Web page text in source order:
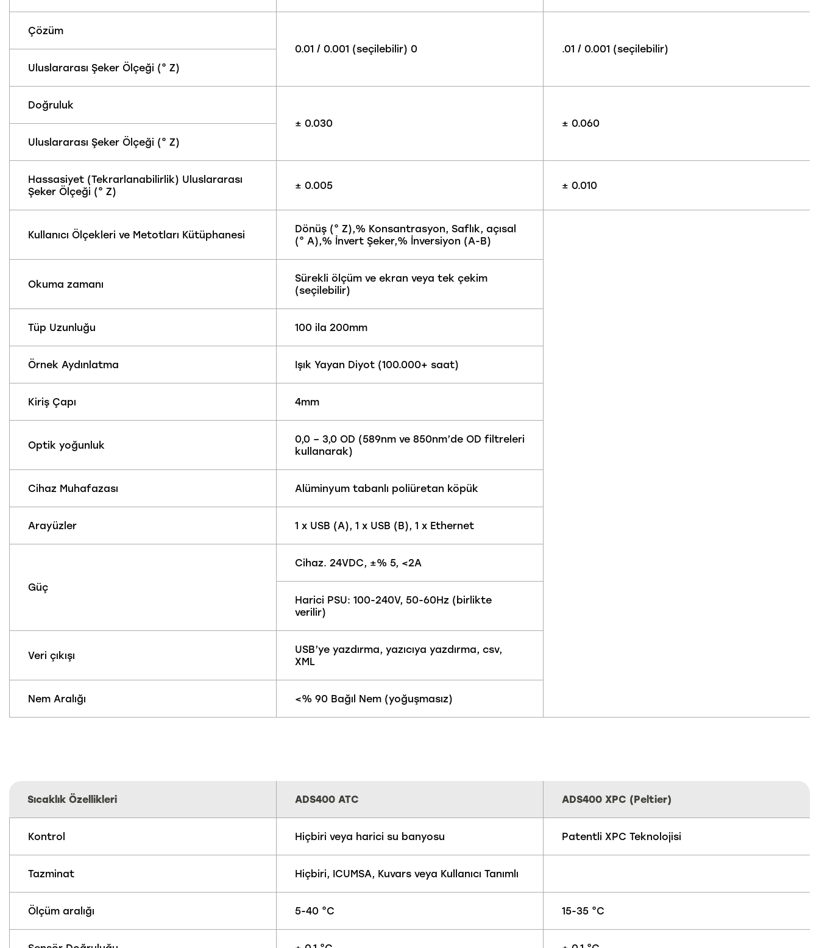
Çözüm
0.01 / 0.001 (seçilebilir) 0
.01 / 0.001 (seçilebilir)
Uluslararası Şeker Ölçeği (° Z)
Doğruluk
± 0.030
± 0.060
Uluslararası Şeker Ölçeği (° Z)
Hassasiyet (Tekrarlanabilirlik) Uluslararası
Şeker Ölçeği (° Z)
± 0.005 ± 0.010
Kullanıcı Ölçekleri ve Metotları Kütüphanesi
Dönüş (° Z),% Konsantrasyon, Saflık, açısal
(° A),% İnvert Şeker,% İnversiyon (A-B)
Okuma zamanı
Sürekli ölçüm ve ekran veya tek çekim
(seçilebilir)
Tüp Uzunluğu 100 ila 200mm
Örnek Aydınlatma Işık Yayan Diyot (100.000+ saat)
Kiriş Çapı 4mm
Optik yoğunluk
0,0 – 3,0 OD (589nm ve 850nm’de OD filtreleri
kullanarak)
Cihaz Muhafazası Alüminyum tabanlı poliüretan köpük
Arayüzler 1 x USB (A), 1 x USB (B), 1 x Ethernet
Güç
Cihaz. 24VDC, ±% 5, <2A
Harici PSU: 100-240V, 50-60Hz (birlikte
verilir)
Veri çıkışı
USB’ye yazdırma, yazıcıya yazdırma, csv,
XML
Nem Aralığı <% 90 Bağıl Nem (yoğuşmasız)
Sıcaklık Özellikleri ADS400 ATC ADS400 XPC (Peltier)
Kontrol Hiçbiri veya harici su banyosu Patentli XPC Teknolojisi
Tazminat Hiçbiri, ICUMSA, Kuvars veya Kullanıcı Tanımlı
Ölçüm aralığı 5-40 °C 15-35 °C